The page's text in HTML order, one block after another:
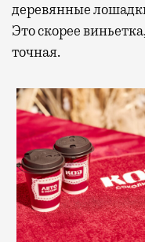
деревянные
Это скорее
точная.